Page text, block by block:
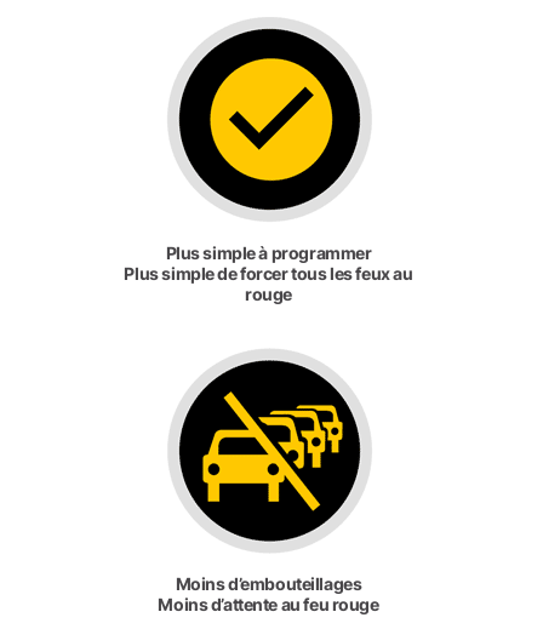
Plus simple à programmer
Plus simple de forcer tous les feux au
rouge
Moins d’embouteillages
Moins d’attente au feu rouge